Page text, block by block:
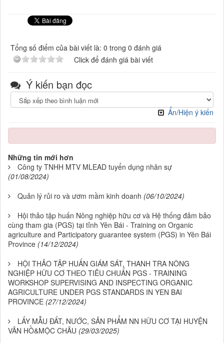
Tổng số điểm của bài viết là: 0 trong 0 đánh giá
Click để đánh giá bài viết
Ý kiến bạn đọc
Ẩn/Hiện ý kiến
Những tin mới hơn
Công ty TNHH MTV MLEAD tuyển dụng nhân sự
(01/08/2024)
Quản lý rủi ro và ươm mầm kinh doanh (06/10/2024)
Hội thảo tập huấn Nông nghiệp hữu cơ và Hệ thống đảm bảo
cùng tham gia (PGS) tại tỉnh Yên Bái - Training on Organic
agriculture and Participatory guarantee system (PGS) in Yên Bái
Province (14/12/2024)
HỘI THẢO TẬP HUẤN GIÁM SÁT, THANH TRA NÔNG
NGHIỆP HỮU CƠ THEO TIÊU CHUẨN PGS - TRAINING
WORKSHOP SUPERVISING AND INSPECTING ORGANIC
AGRICULTURE UNDER PGS STANDARDS IN YEN BAI
PROVINCE (27/12/2024)
LẤY MẪU ĐẤT, NƯỚC, SẢN PHẨM NN HỮU CƠ TẠI HUYỆN
VÂN HỒ&MỘC CHÂU (29/03/2025)